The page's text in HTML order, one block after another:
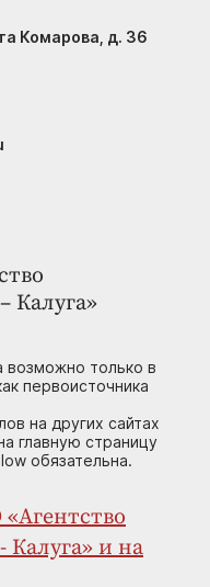
Калуга»
возможно только в
первоисточника
на других сайтах
главную страницу
обязательна.
Калуга» и на
Комарова, д. 36